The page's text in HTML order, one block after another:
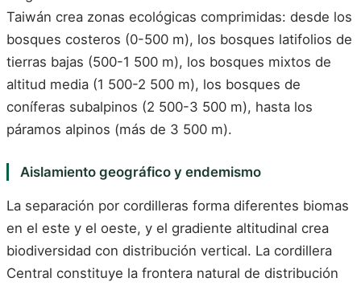
Taiwán crea zonas ecológicas comprimidas: desde los
bosques costeros (0-500 m), los bosques latifolios de
tierras bajas (500-1 500 m), los bosques mixtos de
altitud media (1 500-2 500 m), los bosques de
coníferas subalpinos (2 500-3 500 m), hasta los
páramos alpinos (más de 3 500 m).
Aislamiento geográfico y endemismo
La separación por cordilleras forma diferentes biomas
en el este y el oeste, y el gradiente altitudinal crea
biodiversidad con distribución vertical. La cordillera
Central constituye la frontera natural de distribución